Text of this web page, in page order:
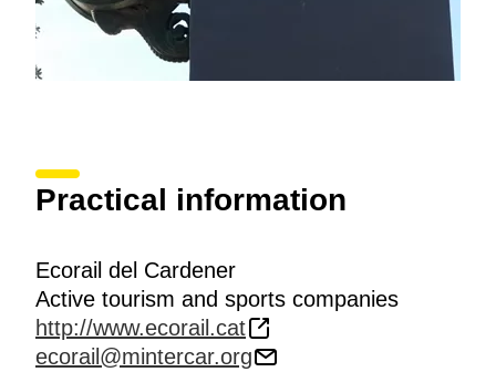
Practical information
Ecorail del Cardener
Active tourism and sports companies
http://www.ecorail.cat
ecorail@mintercar.org